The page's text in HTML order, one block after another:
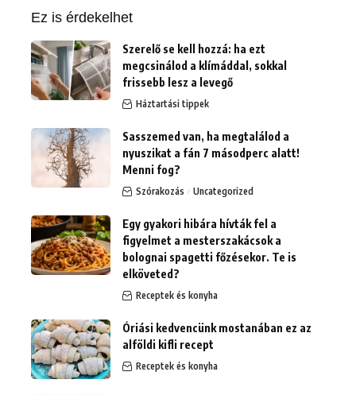
Ez is érdekelhet
Szerelő se kell hozzá: ha ezt
megcsinálod a klímáddal, sokkal
frissebb lesz a levegő
Háztartási tippek
Sasszemed van, ha megtalálod a
nyuszikat a fán 7 másodperc alatt!
Menni fog?
Szórakozás Uncategorized
Egy gyakori hibára hívták fel a
figyelmet a mesterszakácsok a
bolognai spagetti főzésekor. Te is
elköveted?
Receptek és konyha
Óriási kedvencünk mostanában ez az
alföldi kifli recept
Receptek és konyha